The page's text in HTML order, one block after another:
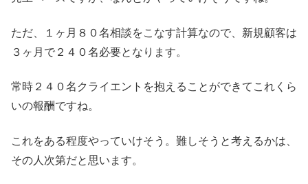
ただ、１ヶ月８０名相談をこなす計算なので、新規顧客は
３ヶ月で２４０名必要となります。
常時２４０名クライエントを抱えることができてこれくら
いの報酬ですね。
これをある程度やっていけそう。難しそうと考えるかは、
その人次第だと思います。